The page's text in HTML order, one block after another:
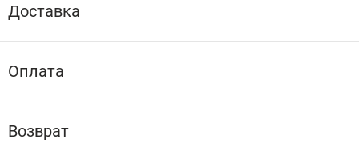
Доставка
Оплата
Возврат